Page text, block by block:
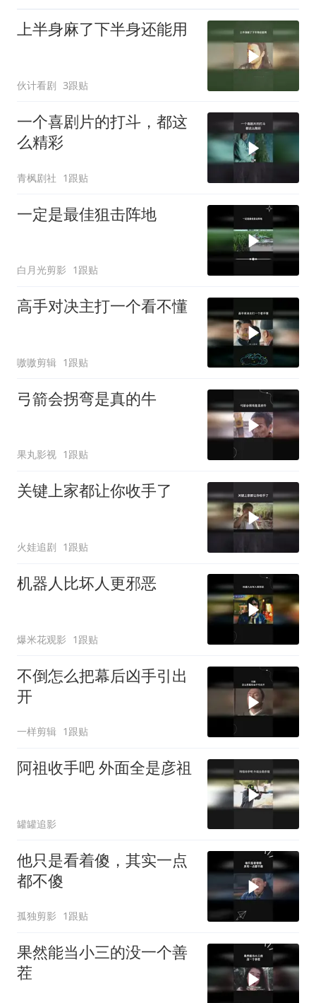
上半身麻了下半身还能用
伙计看剧 3跟贴
一个喜剧片的打斗，都这
么精彩
青枫剧社 1跟贴
一定是最佳狙击阵地
白月光剪影 1跟贴
高手对决主打一个看不懂
嗷嗷剪辑 1跟贴
弓箭会拐弯是真的牛
果丸影视 1跟贴
关键上家都让你收手了
火娃追剧 1跟贴
机器人比坏人更邪恶
爆米花观影 1跟贴
不倒怎么把幕后凶手引出
开
一样剪辑 1跟贴
阿祖收手吧 外面全是彦祖
罐罐追影
他只是看着傻，其实一点
都不傻
孤独剪影 1跟贴
果然能当小三的没一个善
茬